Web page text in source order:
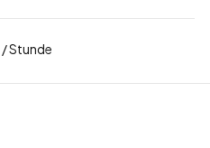
/ Stunde